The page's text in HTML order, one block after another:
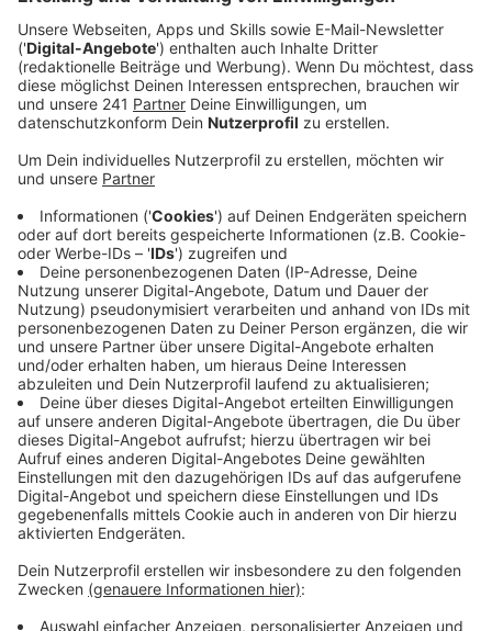
Anzeige
Steve Winwood Klassiker "Higher Love" wird
Coverversion der Coverversion.
"Higher Love" von Steve Winwood ist seit 1986 ein Hit.
1990 hat, die vor sieben Jahren verstorbene, Whitney
Houston den Song gecovert. Allerdings ist ihre Version
nie als Single erschienen. Er war nur als Bonustrack für
die japanische Deluxe-Version ihres Albums „I’m Your
Baby Tonight“ geplant. Jetzt hat der norwegische DJ
Kygo die Nummer wiederentdeckt und macht mit
seinem typischen Tropical House Sound einen
absoluten Sommerhit daraus.
Anzeige